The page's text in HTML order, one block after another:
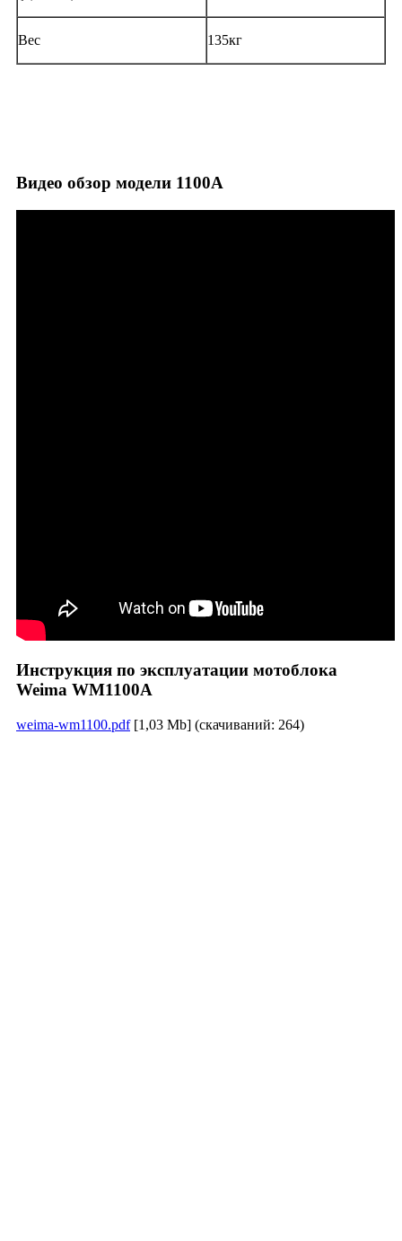
Вес 135кг
Видео обзор модели 1100А
Инструкция по эксплуатации мотоблока
Weima WM1100A
weima-wm1100.pdf[1,03 Mb] (cкачиваний: 264)